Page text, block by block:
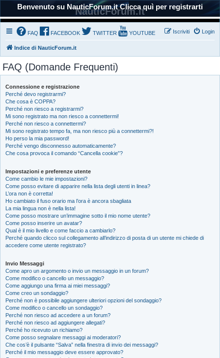
Benvenuto su NauticForum.it Clicca quì per registrarti
NauticForum.it
FAQ FACEBOOK TWITTER YOUTUBE Login
Iscriviti
Indice di NauticForum.it
FAQ (Domande Frequenti)
Connessione e registrazione
Perché devo registrarmi?
Che cosa è COPPA?
Perché non riesco a registrarmi?
Mi sono registrato ma non riesco a connettermi!
Perché non riesco a connettermi?
Mi sono registrato tempo fa, ma non riesco più a connettermi?!
Ho perso la mia password!
Perché vengo disconnesso automaticamente?
Che cosa provoca il comando “Cancella cookie”?
Impostazioni e preferenze utente
Come cambio le mie impostazioni?
Come posso evitare di apparire nella lista degli utenti in linea?
L’ora non è corretta!
Ho cambiato il fuso orario ma l’ora è ancora sbagliata
La mia lingua non è nella lista!
Come posso mostrare un’immagine sotto il mio nome utente?
Come posso inserire un avatar?
Qual è il mio livello e come faccio a cambiarlo?
Perché quando clicco sul collegamento all’indirizzo di posta di un utente mi chiede di
accedere come utente registrato?
Invio Messaggi
Come apro un argomento o invio un messaggio in un forum?
Come modifico o cancello un messaggio?
Come aggiungo una firma ai miei messaggi?
Come creo un sondaggio?
Perché non è possibile aggiungere ulteriori opzioni del sondaggio?
Come modifico o cancello un sondaggio?
Perché non riesco ad accedere a un forum?
Perché non riesco ad aggiungere allegati?
Perché ho ricevuto un richiamo?
Come posso segnalare messaggi ai moderatori?
Che cos’è il pulsante “Salva” nella finestra di invio dei messaggi?
Perché il mio messaggio deve essere approvato?